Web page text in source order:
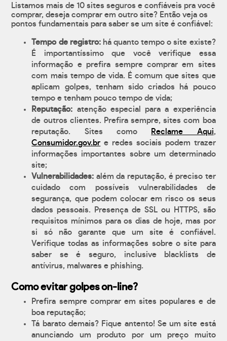
Listamos mais de 10 sites seguros e confiáveis pra você
comprar, deseja comprar em outro site? Então veja os
pontos fundamentais para saber se um site é confiável:
Tempo de registro:há quanto tempo o site existe?
É importantíssimo que você verifique essa
informação e prefira sempre comprar em sites
com mais tempo de vida. É comum que sites que
aplicam golpes, tenham sido criados há pouco
tempo e tenham pouco tempo de vida;
Reputação: atenção especial para a experiência
de outros clientes. Prefira sempre, sites com boa
reputação. Sites como
Reclame Aqui,
Consumidor.gov.br e redes sociais podem trazer
informações importantes sobre um determinado
site;
Vulnerabilidades: além da reputação, é preciso ter
cuidado com possíveis vulnerabilidades de
segurança, que podem colocar em risco os seus
dados pessoais. Presença de SSL ou HTTPS, são
requisitos mínimos para os dias de hoje, mas por
si só não garante que um site é confiável.
Verifique todas as informações sobre o site para
saber se é seguro, inclusive blacklists de
antívirus, malwares e phishing.
Como evitar golpes on-line?
Prefira sempre comprar em sites populares e de
boa reputação;
Tá barato demais? Fique antento! Se um site está
anunciando um produto por um preço muito